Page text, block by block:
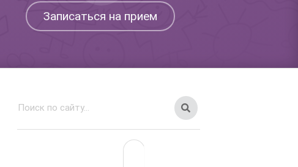
Записаться на прием